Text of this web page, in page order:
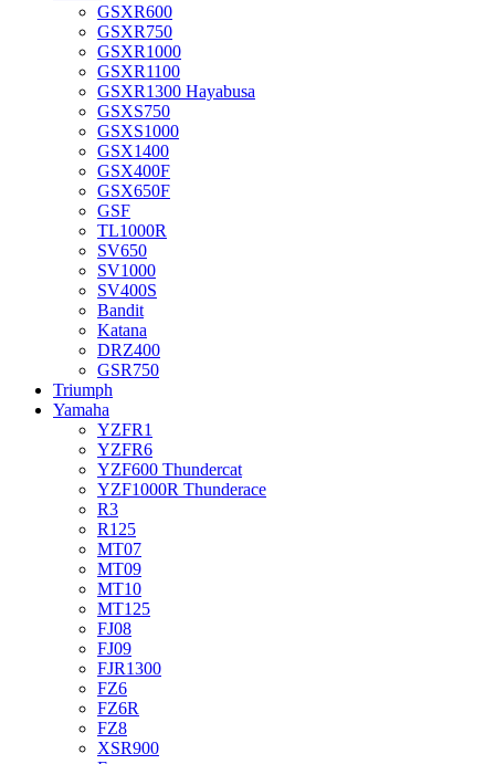
GSXR600
GSXR750
GSXR1000
GSXR1100
GSXR1300 Hayabusa
GSXS750
GSXS1000
GSX1400
GSX400F
GSX650F
GSF
TL1000R
SV650
SV1000
SV400S
Bandit
Katana
DRZ400
GSR750
Triumph
Yamaha
YZFR1
YZFR6
YZF600 Thundercat
YZF1000R Thunderace
R3
R125
MT07
MT09
MT10
MT125
FJ08
FJ09
FJR1300
FZ6
FZ6R
FZ8
XSR900